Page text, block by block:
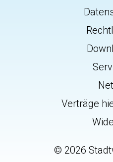
Verträge
© 2026